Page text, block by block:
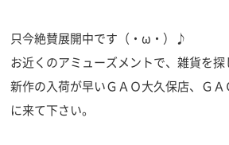
只今絶賛展開中です（・ω・）♪
お近くのアミューズメントで、雑貨を探
新作の入荷が早いＧＡＯ大久保店、Ｇ
に来て下さい。